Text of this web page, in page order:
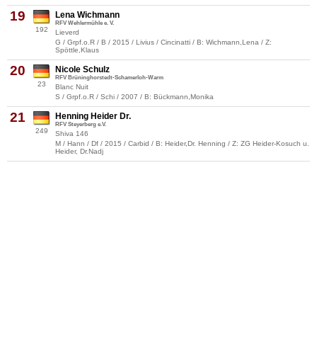
19
192
Lena Wichmann
RFV Wehlermühle e. V.
Lieverd
G / Grpf.o.R / B / 2015 / Livius / Cincinatti / B: Wichmann,Lena / Z:
Spöttle,Klaus
20
23
Nicole Schulz
RFV Brüninghorstedt-Schamerloh-Warm
Blanc Nuit
S / Grpf.o.R / Schi / 2007 / B: Bückmann,Monika
21
249
Henning Heider Dr.
RFV Steyerberg e.V.
Shiva 146
M / Hann / Df / 2015 / Carbid / B: Heider,Dr. Henning / Z: ZG Heider-Kosuch u.
Heider, Dr.Nadj